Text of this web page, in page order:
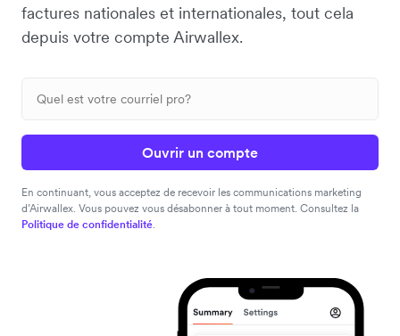
factures nationales et internationales, tout cela
depuis votre compte Airwallex.
Ouvrir un compte
En continuant, vous acceptez de recevoir les communications marketing
d’Airwallex. Vous pouvez vous désabonner à tout moment. Consultez la
Politique de confidentialité.